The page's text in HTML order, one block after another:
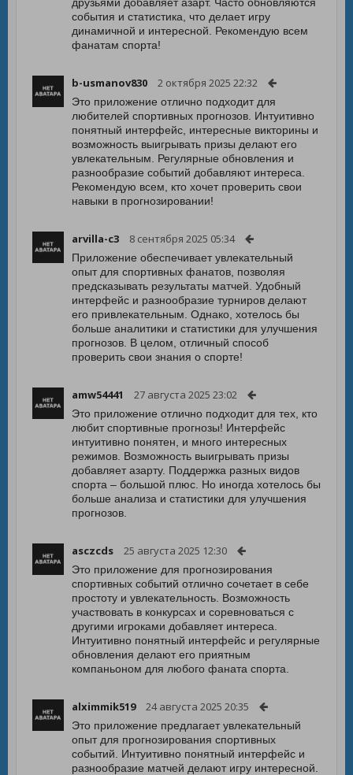
события и статистика, что делает игру
динамичной и интересной. Рекомендую всем
фанатам спорта!
b-usmanov830 2 октября 2025 22:32
Это приложение отлично подходит для
любителей спортивных прогнозов. Интуитивно
понятный интерфейс, интересные викторины и
возможность выигрывать призы делают его
увлекательным. Регулярные обновления и
разнообразие событий добавляют интереса.
Рекомендую всем, кто хочет проверить свои
навыки в прогнозировании!
arvilla-c3 8 сентября 2025 05:34
Приложение обеспечивает увлекательный
опыт для спортивных фанатов, позволяя
предсказывать результаты матчей. Удобный
интерфейс и разнообразие турниров делают
его привлекательным. Однако, хотелось бы
больше аналитики и статистики для улучшения
прогнозов. В целом, отличный способ
проверить свои знания о спорте!
amw54441 27 августа 2025 23:02
Это приложение отлично подходит для тех, кто
любит спортивные прогнозы! Интерфейс
интуитивно понятен, и много интересных
режимов. Возможность выигрывать призы
добавляет азарту. Поддержка разных видов
спорта – большой плюс. Но иногда хотелось бы
больше анализа и статистики для улучшения
прогнозов.
asczcds 25 августа 2025 12:30
Это приложение для прогнозирования
спортивных событий отлично сочетает в себе
простоту и увлекательность. Возможность
участвовать в конкурсах и соревноваться с
другими игроками добавляет интереса.
Интуитивно понятный интерфейс и регулярные
обновления делают его приятным
компаньоном для любого фаната спорта.
alximmik519 24 августа 2025 20:35
Это приложение предлагает увлекательный
опыт для прогнозирования спортивных
событий. Интуитивно понятный интерфейс и
разнообразие матчей делают игру интересной.